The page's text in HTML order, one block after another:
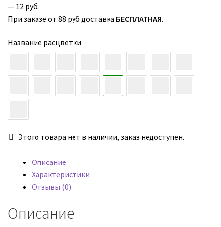
— 12 руб.
При заказе от 88 руб доставка БЕСПЛАТНАЯ.
Название расцветки
Этого товара нет в наличии, заказ недоступен.
Описание
Характеристики
Отзывы (0)
Описание